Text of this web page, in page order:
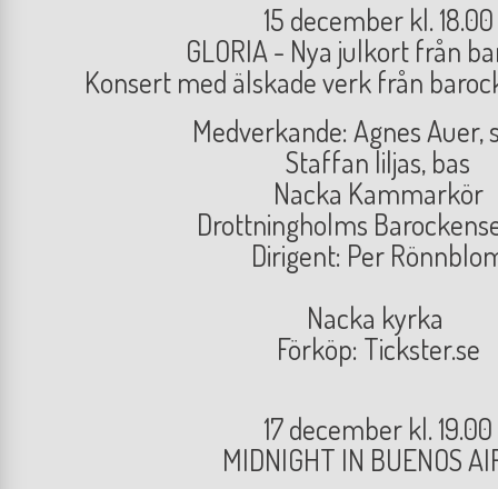
15 december kl. 18.00
GLORIA - Nya julkort från
Konsert med älskade verk från
Medverkande: Agnes Auer,
Staffan liljas, bas
Nacka Kammarkör
Drottningholms
Dirigent: Per
Nacka kyrka
Förköp: Tickster.se
17 december kl. 19.00
MIDNIGHT IN BUENOS